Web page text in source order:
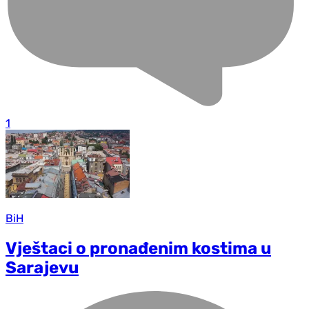
1
BiH
Vještaci o pronađenim kostima u
Sarajevu